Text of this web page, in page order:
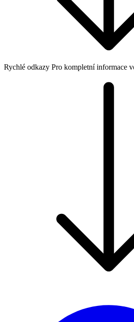
Rychlé odkazy Pro kompletní informace